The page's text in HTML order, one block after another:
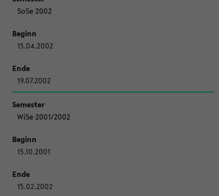
SoSe 2002
15.04.2002
19.07.2002
WiSe 2001/2002
15.10.2001
15.02.2002